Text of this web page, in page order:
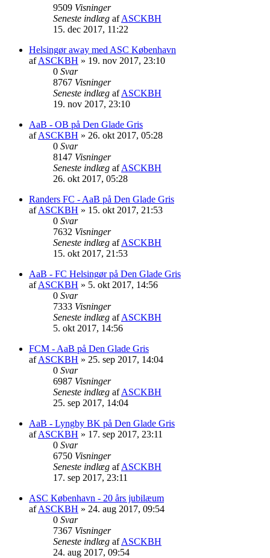
9509 Visninger
Seneste indlæg afASCKBH
15. dec 2017, 11:22
Helsingør away med ASC København
afASCKBH » 19. nov 2017, 23:10
0 Svar
8767 Visninger
Seneste indlæg afASCKBH
19. nov 2017, 23:10
AaB - OB på Den Glade Gris
afASCKBH » 26. okt 2017, 05:28
0 Svar
8147 Visninger
Seneste indlæg afASCKBH
26. okt 2017, 05:28
Randers FC - AaB på Den Glade Gris
afASCKBH » 15. okt 2017, 21:53
0 Svar
7632 Visninger
Seneste indlæg afASCKBH
15. okt 2017, 21:53
AaB - FC Helsingør på Den Glade Gris
afASCKBH » 5. okt 2017, 14:56
0 Svar
7333 Visninger
Seneste indlæg afASCKBH
5. okt 2017, 14:56
FCM - AaB på Den Glade Gris
afASCKBH » 25. sep 2017, 14:04
0 Svar
6987 Visninger
Seneste indlæg afASCKBH
25. sep 2017, 14:04
AaB - Lyngby BK på Den Glade Gris
afASCKBH » 17. sep 2017, 23:11
0 Svar
6750 Visninger
Seneste indlæg afASCKBH
17. sep 2017, 23:11
ASC København - 20 års jubilæum
afASCKBH » 24. aug 2017, 09:54
0 Svar
7367 Visninger
Seneste indlæg afASCKBH
24. aug 2017, 09:54